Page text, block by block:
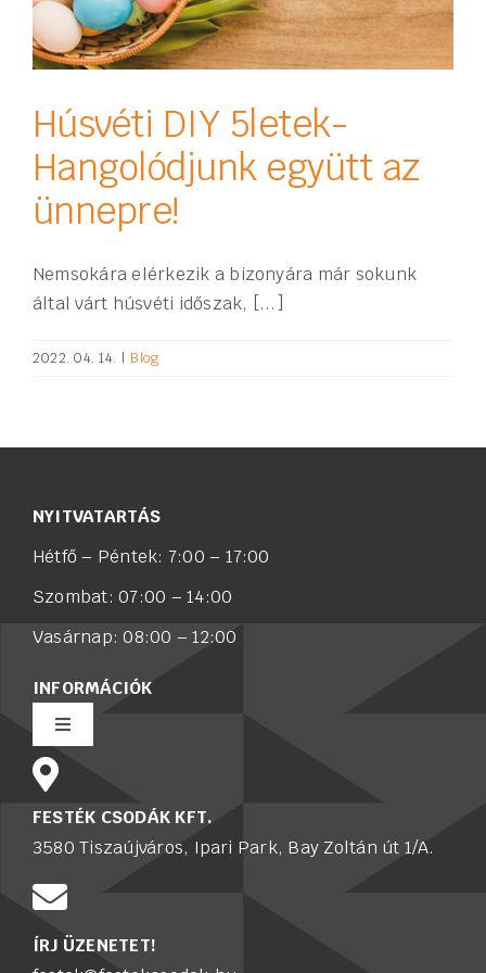
Húsvéti DIY 5letek-
Hangolódjunk együtt az
ünnepre!
Nemsokára elérkezik a bizonyára már sokunk
által várt húsvéti időszak, [...]
2022. 04. 14. | Blog
NYITVATARTÁS
Hétfő – Péntek: 7:00 – 17:00
Szombat: 07:00 – 14:00
Vasárnap: 08:00 – 12:00
INFORMÁCIÓK
Toggle
Navigation
Rólunk
Értékesítő munkatársat keresünk
FESTÉK CSODÁK KFT.
3580 Tiszaújváros, Ipari Park, Bay Zoltán út 1/A.
ÍRJ ÜZENETET!